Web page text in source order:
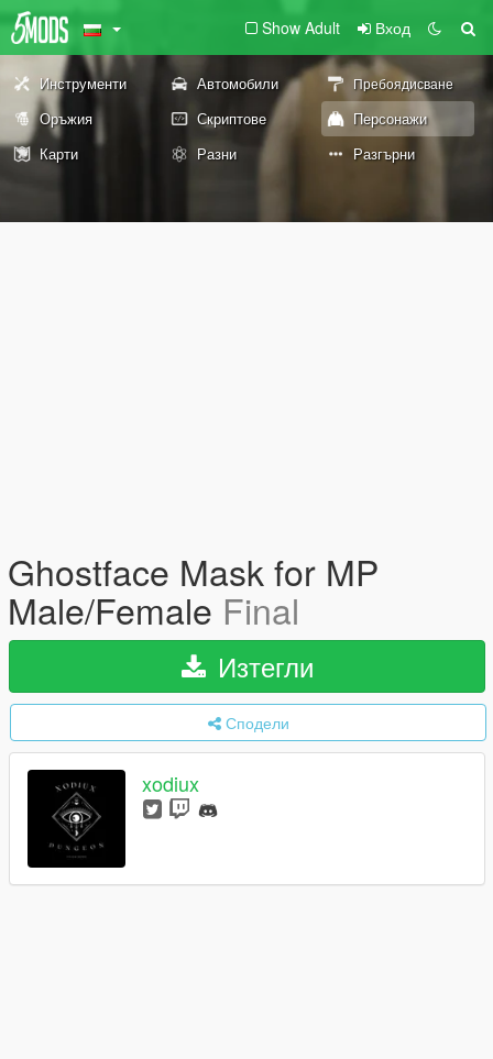
Show Adult Вход
Инструменти Автомобили Пребоядисване
Оръжия Скриптове
Персонажи
Карти
Разни Разгърни
Ghostface Mask for MP
Male/Female Final
Изтегли
Сподели
xodiux